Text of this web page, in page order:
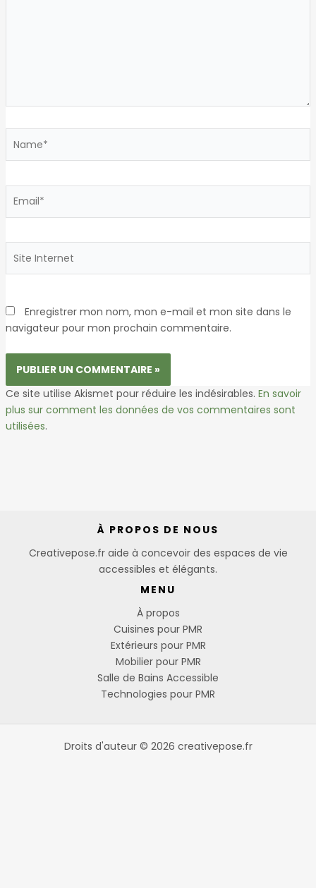
Internet
Enregistrer mon nom, mon e-mail et mon site dans le
navigateur pour mon prochain commentaire.
Ce site utilise Akismet pour réduire les indésirables. En savoir
plus sur comment les données de vos commentaires sont
utilisées.
À PROPOS DE NOUS
Creativepose.fr aide à concevoir des espaces de vie
accessibles et élégants.
MENU
À propos
Cuisines pour PMR
Extérieurs pour PMR
Mobilier pour PMR
Salle de Bains Accessible
Technologies pour PMR
Droits d'auteur © 2026 creativepose.fr